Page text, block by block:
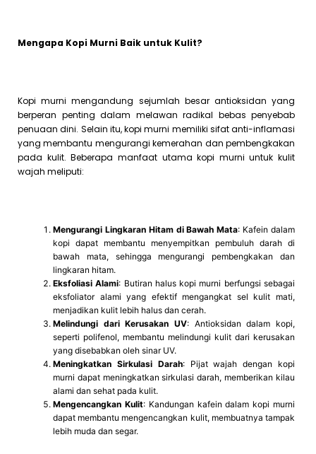
Mengapa Kopi Murni Baik untuk Kulit?
Kopi murni mengandung sejumlah besar antioksidan yang
berperan penting dalam melawan radikal bebas penyebab
penuaan dini. Selain itu, kopi murni memiliki sifat anti-inflamasi
yang membantu mengurangi kemerahan dan pembengkakan
pada kulit. Beberapa manfaat utama kopi murni untuk kulit
wajah meliputi:
Mengurangi Lingkaran Hitam di Bawah Mata: Kafein dalam
kopi dapat membantu menyempitkan pembuluh darah di
bawah mata, sehingga mengurangi pembengkakan dan
lingkaran hitam.
Eksfoliasi Alami: Butiran halus kopi murni berfungsi sebagai
eksfoliator alami yang efektif mengangkat sel kulit mati,
menjadikan kulit lebih halus dan cerah.
Melindungi dari Kerusakan UV: Antioksidan dalam kopi,
seperti polifenol, membantu melindungi kulit dari kerusakan
yang disebabkan oleh sinar UV.
Meningkatkan Sirkulasi Darah: Pijat wajah dengan kopi
murni dapat meningkatkan sirkulasi darah, memberikan kilau
alami dan sehat pada kulit.
Mengencangkan Kulit: Kandungan kafein dalam kopi murni
dapat membantu mengencangkan kulit, membuatnya tampak
lebih muda dan segar.